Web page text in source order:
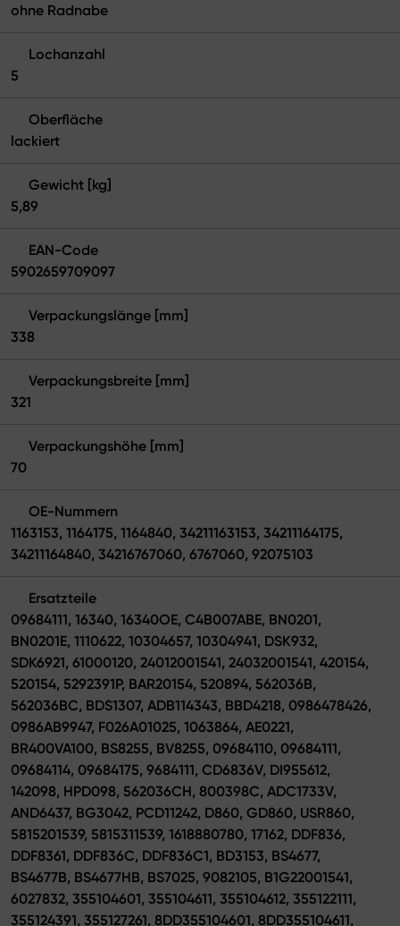
ohne Radnabe
Lochanzahl
5
Oberfläche
lackiert
Gewicht [kg]
5,89
EAN-Code
5902659709097
Verpackungslänge [mm]
338
Verpackungsbreite [mm]
321
Verpackungshöhe [mm]
70
OE-Nummern
1163153, 1164175, 1164840, 34211163153, 34211164175,
34211164840, 34216767060, 6767060, 92075103
Ersatzteile
09684111, 16340, 16340OE, C4B007ABE, BN0201,
BN0201E, 1110622, 10304657, 10304941, DSK932,
SDK6921, 61000120, 24012001541, 24032001541, 420154,
520154, 5292391P, BAR20154, 520894, 562036B,
562036BC, BDS1307, ADB114343, BBD4218, 0986478426,
0986AB9947, F026A01025, 1063864, AE0221,
BR400VA100, BS8255, BV8255, 09684110, 09684111,
09684114, 09684175, 9684111, CD6836V, DI955612,
142098, HPD098, 562036CH, 800398C, ADC1733V,
AND6437, BG3042, PCD11242, D860, GD860, USR860,
5815201539, 5815311539, 1618880780, 17162, DDF836,
DDF8361, DDF836C, DDF836C1, BD3153, BS4677,
BS4677B, BS4677HB, BS7025, 9082105, B1G22001541,
6027832, 355104601, 355104611, 355104612, 355122111,
355124391, 355127261, 8DD355104601, 8DD355104611,